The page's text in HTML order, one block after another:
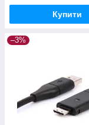
Купити
–3%